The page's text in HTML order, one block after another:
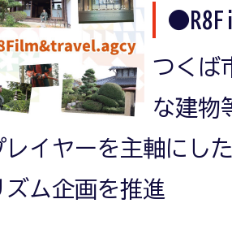
つくば
な建物
レイヤーを主軸にし
ズム企画を推進